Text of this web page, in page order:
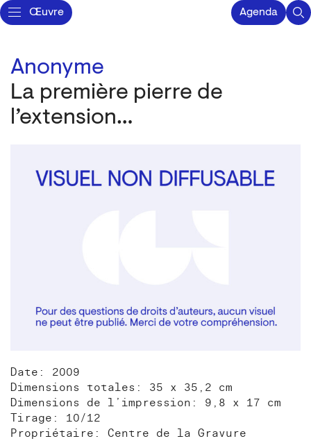
Œuvre Agenda
Anonyme
La première pierre de
l’extension…
Date: 2009
Dimensions totales: 35 x 35,2 cm
Dimensions de l’impression: 9,8 x 17 cm
Tirage: 10/12
Propriétaire: Centre de la Gravure